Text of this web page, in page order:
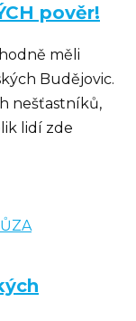
pověr!
měli
Budějovic.
nešťastníků,
lidí zde